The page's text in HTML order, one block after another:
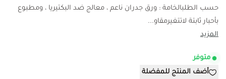
حسب الطلبالخامة : ورق جدران ناعم ، معالج ضد البكتيريا ، ومطبوع
بأحبار ثابتة لاتتغيرمقاو...
المزيد
متوفر
أضف المنتج للمفضلة